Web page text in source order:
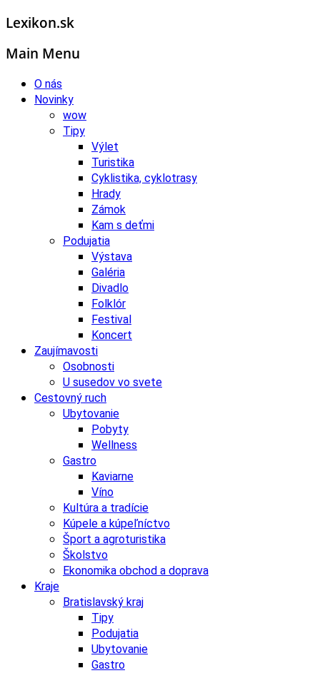
Lexikon.sk
Main Menu
O nás
Novinky
wow
Tipy
Výlet
Turistika
Cyklistika, cyklotrasy
Hrady
Zámok
Kam s deťmi
Podujatia
Výstava
Galéria
Divadlo
Folklór
Festival
Koncert
Zaujímavosti
Osobnosti
U susedov vo svete
Cestovný ruch
Ubytovanie
Pobyty
Wellness
Gastro
Kaviarne
Víno
Kultúra a tradície
Kúpele a kúpeľníctvo
Šport a agroturistika
Školstvo
Ekonomika obchod a doprava
Kraje
Bratislavský kraj
Tipy
Podujatia
Ubytovanie
Gastro